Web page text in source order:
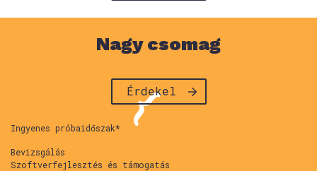
Nagy csomag
Érdekel
Ingyenes próbaidőszak*
Bevizsgálás
Szoftverfejlesztés és támogatás